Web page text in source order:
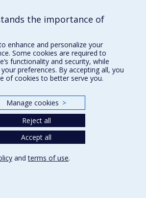
our Faculty
the importance of
enhance and personalize your
Some cookies are required to
functionality and security, while
preferences. By accepting all, you
of cookies to better serve you.
Manage cookies >
Reject all
Accept all
andterms of use.